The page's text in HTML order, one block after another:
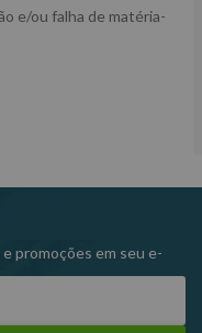
e/ou falha de matéria-
promoções em seu e-